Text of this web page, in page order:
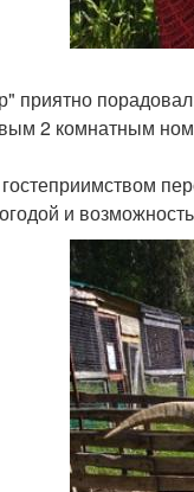
приятно
2 комнатным
и